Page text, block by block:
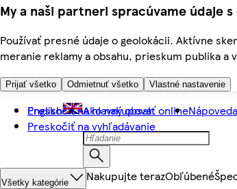
My a naši partneri spracúvame údaje
Používať presné údaje o geolokácii. Aktívne
meranie reklamy a obsahu, prieskum publika a
Prijať všetko Odmietnuť všetko Vlastné nastavenie
Preskočiť na hlavný obsah
Preskočiť na vyhľadávanie
English Ako nakupovať onlineNápoveda
Všetky kategórie Nakupujte terazObľúbené